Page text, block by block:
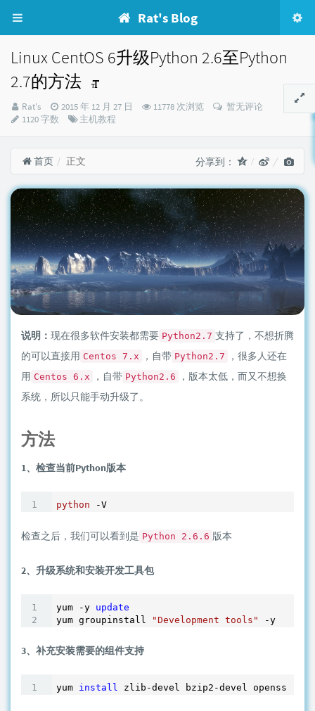
Rat's Blog
Linux CentOS 6升级Python 2.6至Python
2.7的方法
博
主：
Rat's
发
布
2015 年 12 月 27 日 11778 次浏览
暂无评论
1120 字数
分
主机教程
首页 正文 分享到：
说明： 现在很多软件安装都需要 Python2.7 支持了，不想折腾
的可以直接用 Centos 7.x ，自带 Python2.7
，很多人还在
用 Centos 6.x ，自带 Python2.6
，版本太低，而又不想换
系统，所以只能手动升级了。
方法
1、检查当前Python版本
python
检查之后，我们可以看到是 Python 2.6.6 版本
2、升级系统和安装开发工具包
yum -y update
yum groupinstall
"Development tools"
3、补充安装需要的组件支持
yum install